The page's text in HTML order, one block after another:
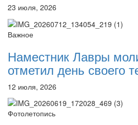
23 июля, 2026
Важное
Наместник Лавры
отметил день своего
12 июля, 2026
Фотолетопись